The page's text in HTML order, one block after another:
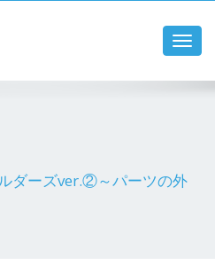
ダーズver.②～パーツの外